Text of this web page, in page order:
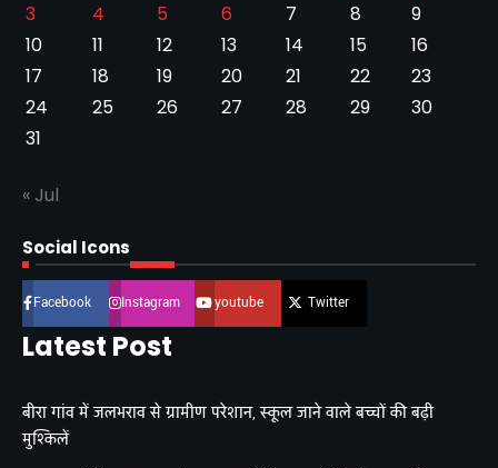
3
4 5 6 7 8
9
10
11 12 13 14 15
16
17
18 19 20 21 22
23
24
25 26 27 28 29
30
31
« Jul
Social Icons
Facebook Instagram youtube Twitter
Latest Post
बीरा गांव में जलभराव से ग्रामीण परेशान, स्कूल जाने वाले बच्चों की बढ़ी
मुश्किलें